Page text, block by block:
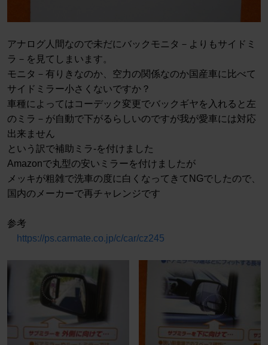
アナログ人間なので未だにバックモニタ－よりもサイドミ
ラ－を見てしまいます。
モニタ－有りきなのか、空力の関係なのか国産車に比べて
サイドミラー小さくないですか？
車種によってはコーデック変更でバックギヤを入れると左
のミラ－が自動で下がるらしいのですが我が愛車には対応
出来ません
という訳で補助ミラ-を付けました
Amazonで丸型の安いミラーを付けましたが
メッキが粗雑で洗車の度に白くなってきてNGでしたので、
国内のメーカーで再チャレンジです
参考
https://ps.carmate.co.jp/c/car/cz245